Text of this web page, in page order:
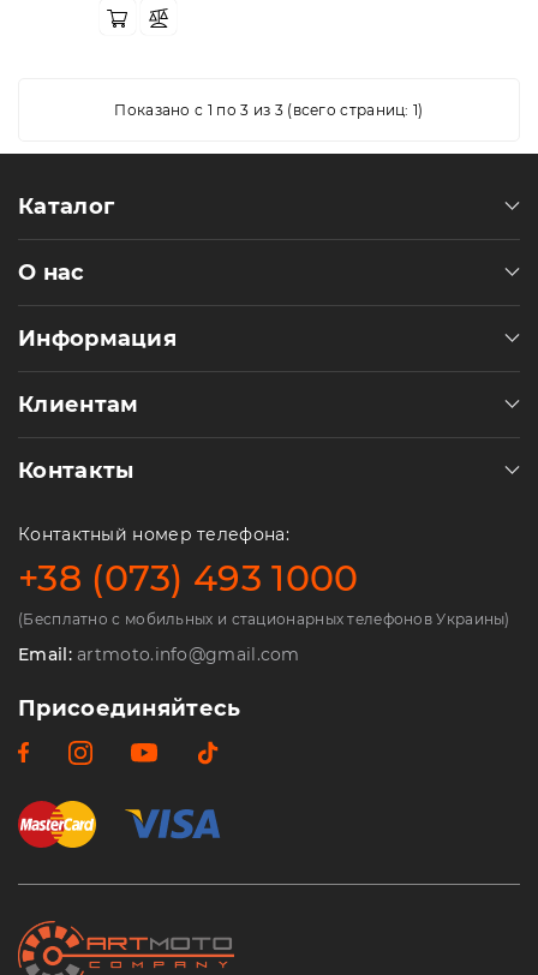
Показано с 1 по 3 из 3 (всего страниц: 1)
Каталог
О нас
Информация
Клиентам
Контакты
Контактный номер телефона:
+38 (073) 493 1000
(Бесплатно с мобильных и стационарных телефонов Украины)
Email:artmoto.info@gmail.com
Присоединяйтесь